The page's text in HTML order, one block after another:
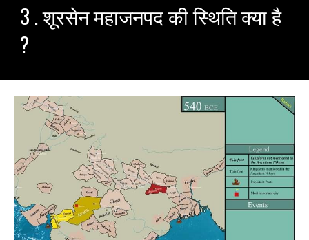
3 . शूरसेन महाजनपद की स्थिति क्या है
?